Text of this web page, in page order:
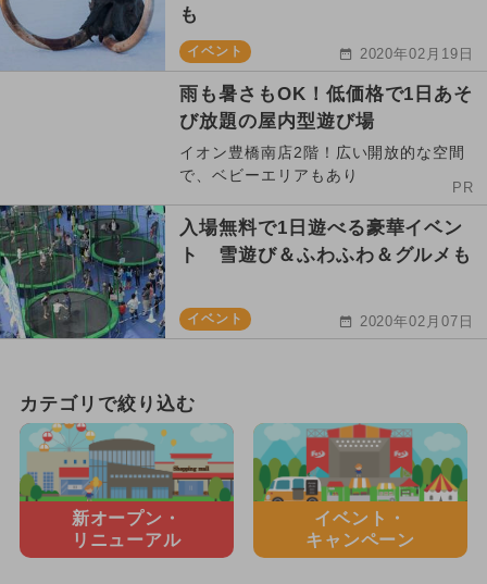
も
イベント 2020年02月19日
雨も暑さもOK！低価格で1日あそ
び放題の屋内型遊び場
イオン豊橋南店2階！広い開放的な空間
で、ベビーエリアもあり
PR
入場無料で1日遊べる豪華イベン
ト 雪遊び＆ふわふわ＆グルメも
イベント 2020年02月07日
カテゴリで絞り込む
新オープン・
リニューアル
イベント・
キャンペーン